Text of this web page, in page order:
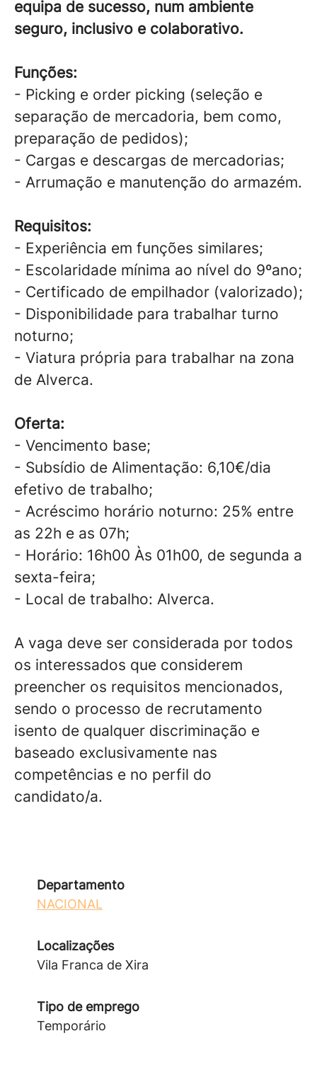
equipa de sucesso, num ambiente
seguro, inclusivo e colaborativo.
Funções:
- Picking e order picking (seleção e
separação de mercadoria, bem como,
preparação de pedidos);
- Cargas e descargas de mercadorias;
- Arrumação e manutenção do armazém.
Requisitos:
- Experiência em funções similares;
- Escolaridade mínima ao nível do 9ºano;
- Certificado de empilhador (valorizado);
- Disponibilidade para trabalhar turno
noturno;
- Viatura própria para trabalhar na zona
de Alverca.
Oferta:
- Vencimento base;
- Subsídio de Alimentação: 6,10€/dia
efetivo de trabalho;
- Acréscimo horário noturno: 25% entre
as 22h e as 07h;
- Horário: 16h00 Às 01h00, de segunda a
sexta-feira;
- Local de trabalho: Alverca.
A vaga deve ser considerada por todos
os interessados que considerem
preencher os requisitos mencionados,
sendo o processo de recrutamento
isento de qualquer discriminação e
baseado exclusivamente nas
competências e no perfil do
candidato/a.
Departamento
NACIONAL
Localizações
Vila Franca de Xira
Tipo de emprego
Temporário